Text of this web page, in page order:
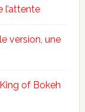
l’attente
version, une
of Bokeh